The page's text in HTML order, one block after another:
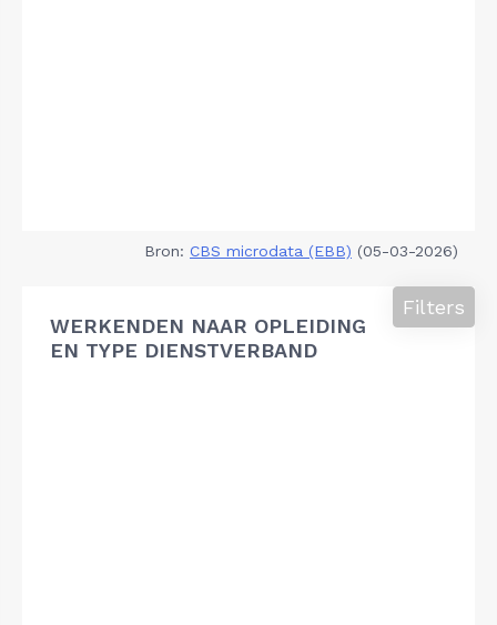
Bron: CBS microdata (EBB) (05-03-2026)
WERKENDEN NAAR OPLEIDING
EN TYPE DIENSTVERBAND
Filters